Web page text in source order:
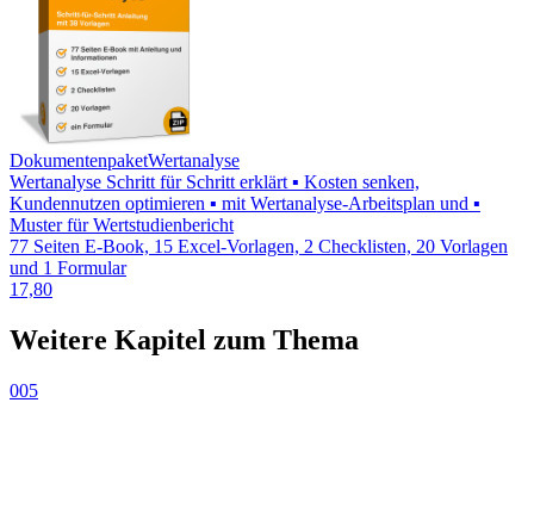
DokumentenpaketWertanalyse
Wertanalyse Schritt für Schritt erklärt ▪ Kosten senken,
Kundennutzen optimieren ▪ mit Wertanalyse-Arbeitsplan und ▪
Muster für Wertstudienbericht
77 Seiten E-Book, 15 Excel-Vorlagen, 2 Checklisten, 20 Vorlagen
und 1 Formular
17,80
Weitere Kapitel zum Thema
005